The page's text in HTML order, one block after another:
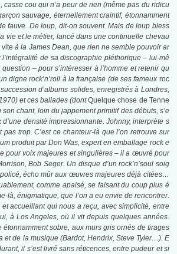
casse cou qui n’a peur de rien (même pas du ridicu
sauvage, éternellement craintif, étonnamment
fauve. De loup, dit-on souvent. Mais de loup bless
vie et le métier, lancé dans une continuelle chevau
vite à la James Dean, que rien ne semble pouvoir ar
l’intégralité de sa discographie pléthorique – lui-mê
– pour s’intéresser à l’homme et retenir qu
digne rock’n’roll à la française (de ses fameux roc
d’albums solides, enregistrés à Londres,
et ces ballades (dontQuelque chose de Tenne
son chant, loin du jappement primitif des débuts, s’e
densité impressionnante. Johnny, interprète s
pas trop. C’est ce chanteur-là que l’on retrouve sur
produit par Don Was, expert en emballage rock e
pour voix majeures et singulières – il a œuvré pour
Bob Seger. Un disque d’un rock’n’soul soig
écho mûr aux œuvres majeures déjà citées…
comme apaisé, se faisant du coup plus é
là, énigmatique, que l’on a eu envie de rencontrer.
accueillant qui nous a reçu, avec simplicité, entre
à Los Angeles, où il vit depuis quelques années.
étonnamment sobre, aux murs gris ornés de tirages
et de la musique (Bardot, Hendrix, Steve Tyler…). E
il s’est livré sans réticences, entre pudeur et si